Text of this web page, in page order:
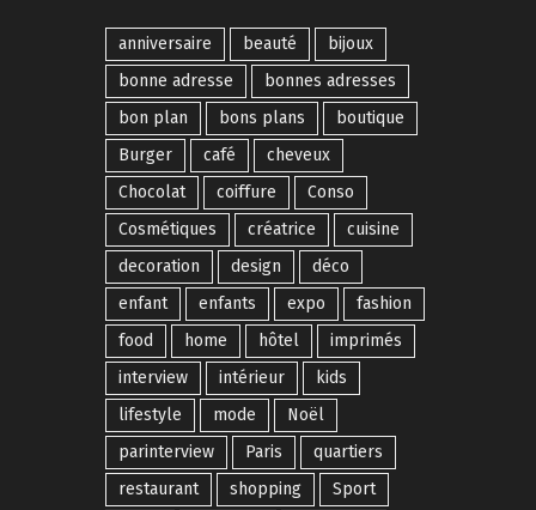
anniversaire beauté
bijoux
bonne adresse
bonnes adresses
bon plan
bons plans
boutique
Burger
café
cheveux
Chocolat
coiffure
Conso
Cosmétiques
créatrice
cuisine
decoration
design
déco
enfant
enfants expo
fashion
food
home hôtel
imprimés
interview
intérieur
kids
lifestyle
mode
Noël
parinterview
Paris
quartiers
restaurant
shopping
Sport